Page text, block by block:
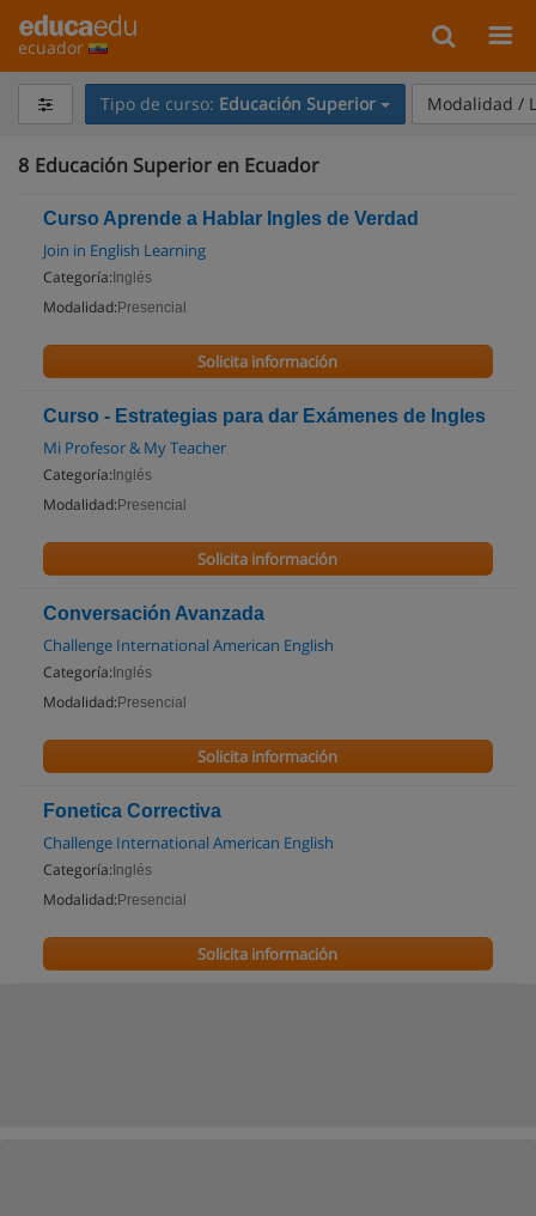
ecuador
Tipo de curso: Educación Superior Modalidad /
8 Educación Superior en Ecuador
Curso Aprende a Hablar Ingles de Verdad
Join in English Learning
Categoría: Inglés
Modalidad: Presencial
Solicita información
Curso - Estrategias para dar Exámenes de Ingles
Mi Profesor & My Teacher
Categoría: Inglés
Modalidad: Presencial
Solicita información
Conversación Avanzada
Challenge International American English
Categoría: Inglés
Modalidad: Presencial
Solicita información
Fonetica Correctiva
Challenge International American English
Categoría: Inglés
Modalidad: Presencial
Solicita información